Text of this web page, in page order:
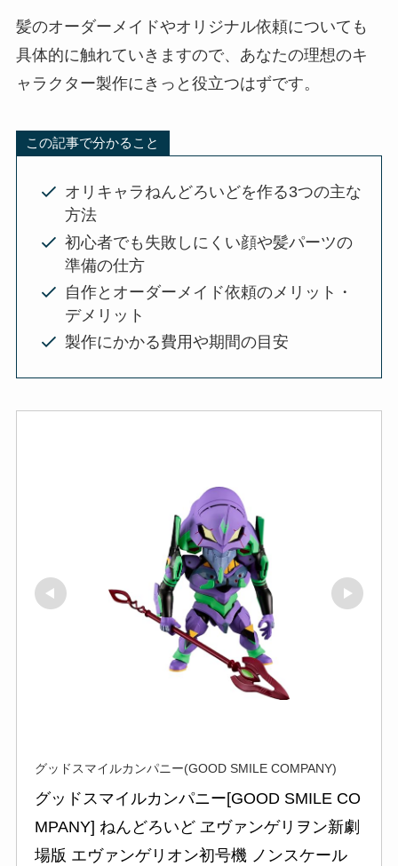
髪のオーダーメイドやオリジナル依頼についても
具体的に触れていきますので、あなたの理想のキ
ャラクター製作にきっと役立つはずです。
この記事で分かること
オリキャラねんどろいどを作る3つの主な
方法
初心者でも失敗しにくい顔や髪パーツの
準備の仕方
自作とオーダーメイド依頼のメリット・
デメリット
製作にかかる費用や期間の目安
グッドスマイルカンパニー(GOOD SMILE COMPANY)
グッドスマイルカンパニー[GOOD SMILE CO
MPANY] ねんどろいど ヱヴァンゲリヲン新劇
場版 エヴァンゲリオン初号機 ノンスケール